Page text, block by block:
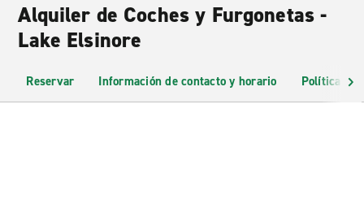
Alquiler de Coches y Furgonetas -
Lake Elsinore
Reservar Información de contacto y horario Políticas